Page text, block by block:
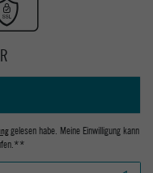
gelesen habe. Meine Einwilligung kann